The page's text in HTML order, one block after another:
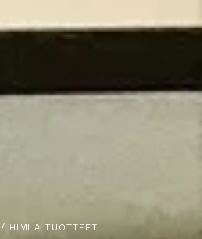
/ HIMLA TUOTTEET